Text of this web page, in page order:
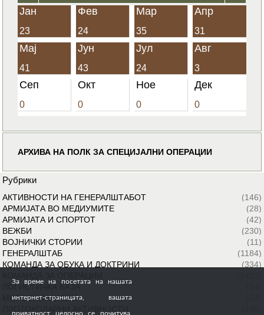
Јан
23
Фев
24
Мар
35
Апр
31
Мај
41
Јун
43
Јул
24
Авг
3
Сеп
0
Окт
0
Ное
0
Дек
0
АРХИВА НА ПОЛК ЗА СПЕЦИЈАЛНИ ОПЕРАЦИИ
Рубрики
АКТИВНОСТИ НА ГЕНЕРАЛШТАБОТ
(146)
АРМИЈАТА ВО МЕДИУМИТЕ
(28)
АРМИЈАТА И СПОРТОТ
(42)
ВЕЖБИ
(230)
ВОЈНИЧКИ СТОРИИ
(11)
ГЕНЕРАЛШТАБ
(1184)
КОМАНДА ЗА ОБУКА И ДОКТРИНИ
(334)
ЛОГИСТИЧКА БАЗА
МИРОВНИ МИСИИ
За време на посетата на нашата
интернет-страницата, вашата
приватност целосно се почитува.